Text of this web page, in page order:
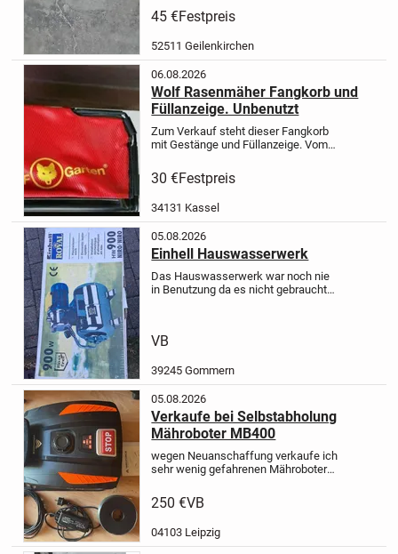
Gemüsebeeten
130 mmEschenstiel 1350 mm
45 €Festpreis
52511 Geilenkirchen
06.08.2026
Wolf Rasenmäher Fangkorb und
Füllanzeige. Unbenutzt
Zum Verkauf steht dieser Fangkorb
mit Gestänge und Füllanzeige.Vom
wurde 2018 gekauft.
ich nicht benutzt, da ich nur gemulcht
30 €Festpreis
34131 Kassel
05.08.2026
Einhell Hauswasserwerk
Das Hauswasserwerk war noch nie
in Benutzung da es nicht gebraucht
Vehandlungssache. ( Wird bei...
VB
39245 Gommern
05.08.2026
Verkaufe bei Selbstabholung
Mähroboter MB400
wegen Neuanschaffung verkaufe ich
sehr wenig gefahrenen Mähroboter
600qm.bei Interesse können sie sich
gern bei mir melden.
250 €VB
04103 Leipzig